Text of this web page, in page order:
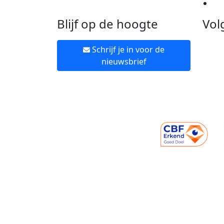
Blijf op de hoogte
Schrijf je in voor de
nieuwsbrief